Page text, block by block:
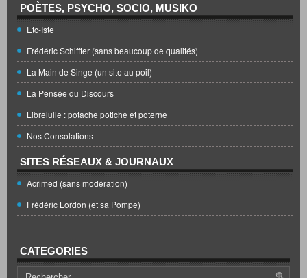
POÈTES, PSYCHO, SOCIO, MUSIKO
Etc-Iste
Frédéric Schiffter (sans beaucoup de qualités)
La Main de Singe (un site au poil)
La Pensée du Discours
Librelulle : potache potiche et poterne
Nos Consolations
SITES RÉSEAUX & JOURNAUX
Acrimed (sans modération)
Frédéric Lordon (et sa Pompe)
CATEGORIES